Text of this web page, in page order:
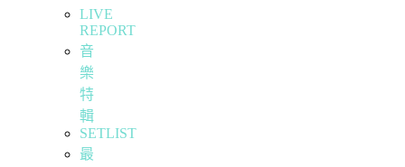
LIVE
REPORT
音
樂
特
輯
SETLIST
最